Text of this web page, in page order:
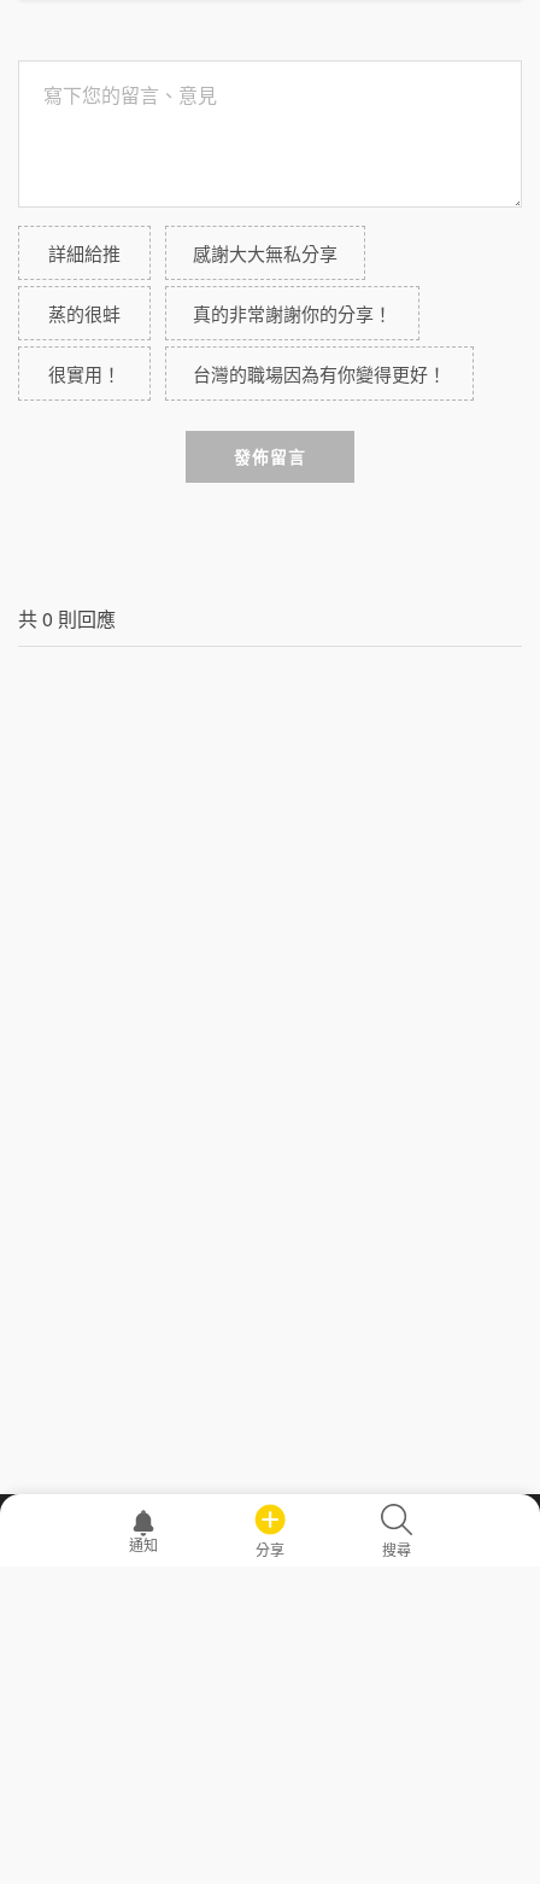
詳細給推 感謝大大無私分享
蒸的很蚌 真的非常謝謝你的分享！
很實用！ 台灣的職場因為有你變得更好！
發佈留言
共0 則回應
職場透明化運動
通知 分享 搜尋